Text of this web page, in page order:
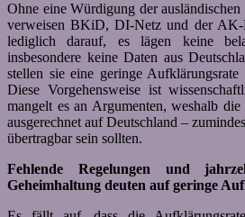
Ohne eine Würdigung der
verweisen BKiD, DI-Netz und der
lediglich darauf, es lägen keine
insbesondere keine Daten aus
stellen sie eine geringe
Diese Vorgehensweise ist
mangelt es an Argumenten, weshalb
ausgerechnet auf Deutschland –
übertragbar sein sollten.
Fehlende Regelungen und
Geheimhaltung deuten auf geringe